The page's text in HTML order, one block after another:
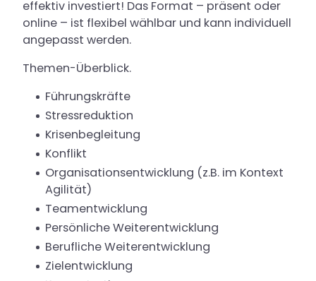
effektiv investiert! Das Format – präsent oder
online – ist flexibel wählbar und kann individuell
angepasst werden.
Themen-Überblick.
Führungskräfte
Stressreduktion
Krisenbegleitung
Konflikt
Organisationsentwicklung (z.B. im Kontext
Agilität)
Teamentwicklung
Persönliche Weiterentwicklung
Berufliche Weiterentwicklung
Zielentwicklung